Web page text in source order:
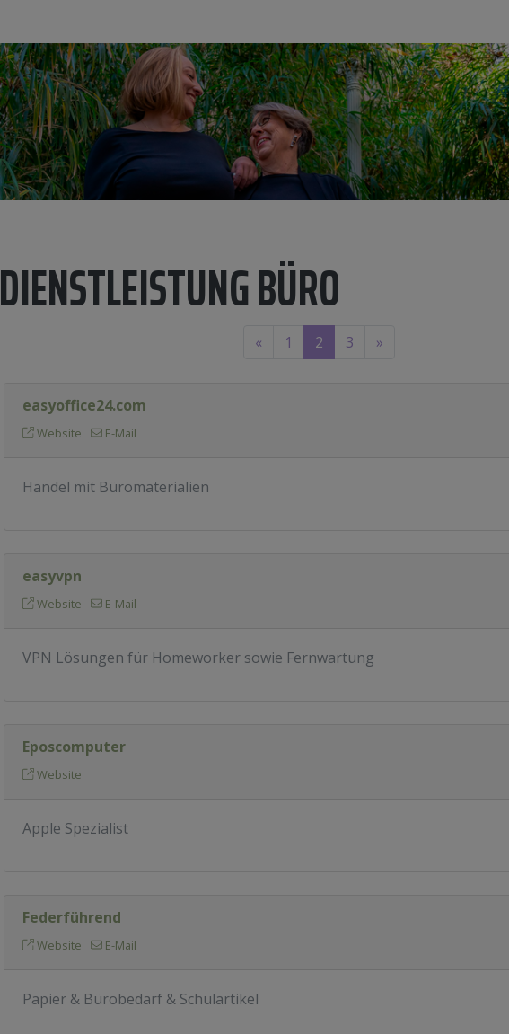
DIENSTLEISTUNG BÜRO
« 1 2 3 »
easyoffice24.com
Website E-Mail
Handel mit Büromaterialien
easyvpn
Website E-Mail
VPN Lösungen für Homeworker sowie Fernwartung
Eposcomputer
Website
Apple Spezialist
Federführend
Website E-Mail
Papier & Bürobedarf & Schulartikel